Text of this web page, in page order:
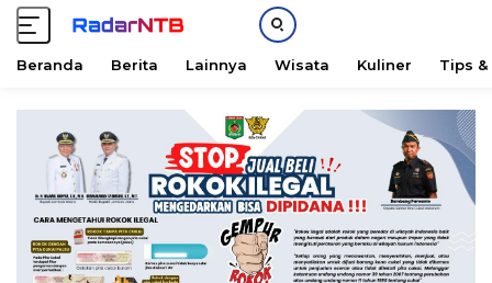
Beranda Berita Lainnya Wisata Kuliner Tips &